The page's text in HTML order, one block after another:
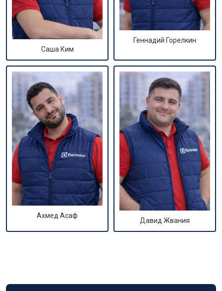
Саша Ким
Геннадий Горелкин
Ахмед Асаф
Давид Жвания